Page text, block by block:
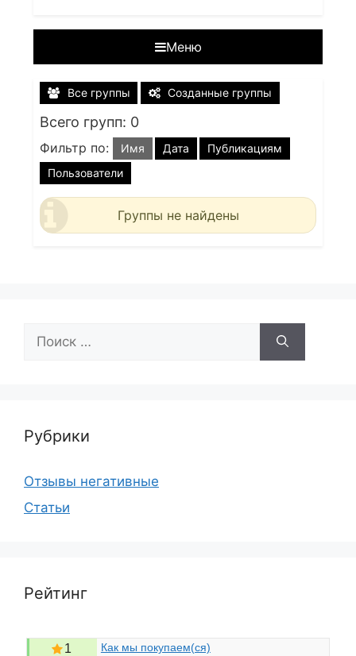
Меню
Все группы Созданные группы
Всего групп: 0
Фильтр по: Имя Дата
Публикациям
Пользователи
Группы не найдены
Рубрики
Отзывы негативные
Статьи
Рейтинг
1 Как мы покупаем(ся)